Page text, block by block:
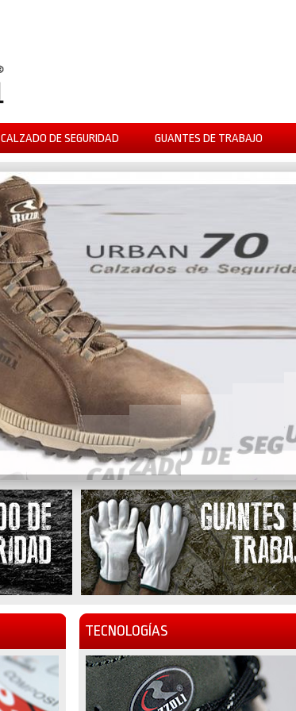
CALZADO DE SEGURIDAD GUANTES DE TRABAJO
TECNOLOGÍAS